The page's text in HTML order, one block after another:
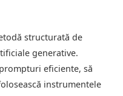
structurată de
generative.
eficiente, să
instrumentele